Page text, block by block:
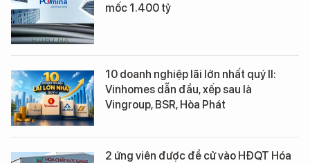
mốc 1.400 tỷ
10 doanh nghiệp lãi lớn nhất quý II:
Vinhomes dẫn đầu, xếp sau là
Vingroup, BSR, Hòa Phát
2 ứng viên được đề cử vào HĐQT Hóa